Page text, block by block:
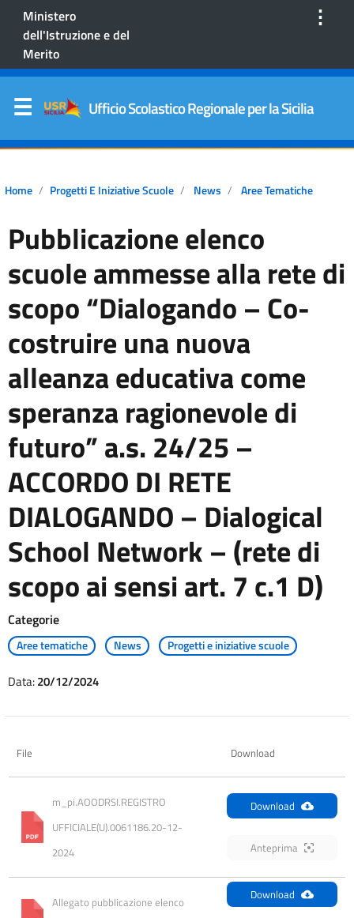
Ministero
dell'Istruzione e del
Merito
⋮
Ufficio Scolastico Regionale per la Sicilia
Home Progetti E Iniziative Scuole News Aree Tematiche
Pubblicazione elenco
scuole ammesse alla rete di
scopo “Dialogando – Co-
costruire una nuova
alleanza educativa come
speranza ragionevole di
futuro” a.s. 24/25 –
ACCORDO DI RETE
DIALOGANDO – Dialogical
School Network – (rete di
scopo ai sensi art. 7 c.1 D)
Categorie
Aree tematiche News Progetti e iniziative scuole
Data:20/12/2024
File Download
m_pi.AOODRSI.REGISTRO
UFFICIALE(U).0061186.20-12-
2024
Download
Anteprima
Allegato pubblicazione elenco
Download